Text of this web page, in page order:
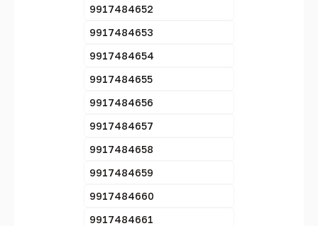
9917484652
9917484653
9917484654
9917484655
9917484656
9917484657
9917484658
9917484659
9917484660
9917484661